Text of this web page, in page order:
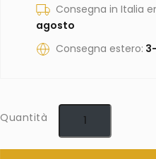
Consegna in Italia
agosto
Consegna estero:
Quantità